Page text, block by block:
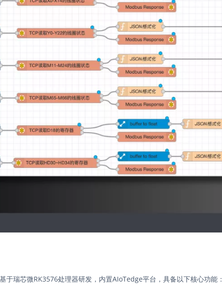
于瑞芯微RK3576处理器研发，内置AIoTedge平台，具备以下核心功能：